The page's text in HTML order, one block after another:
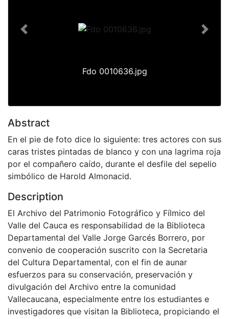
Fdo 0010636.jpg
Previous Next
Abstract
En el pie de foto dice lo siguiente: tres actores con sus
caras tristes pintadas de blanco y con una lagrima roja
por el compañero caído, durante el desfile del sepelio
simbólico de Harold Almonacid.
Description
El Archivo del Patrimonio Fotográfico y Fílmico del
Valle del Cauca es responsabilidad de la Biblioteca
Departamental del Valle Jorge Garcés Borrero, por
convenio de cooperación suscrito con la Secretaria
del Cultura Departamental, con el fin de aunar
esfuerzos para su conservación, preservación y
divulgación del Archivo entre la comunidad
Vallecaucana, especialmente entre los estudiantes e
investigadores que visitan la Biblioteca, propiciando el